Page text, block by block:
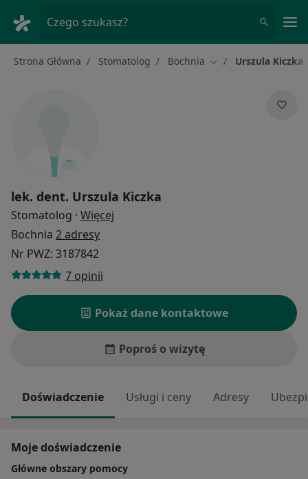
Czego szukasz?
Strona Główna Stomatolog Bochnia Zmień miasto
Urszula Kiczka
lek. dent. Urszula Kiczka
Stomatolog · Więcej
Bochnia 2 adresy
Nr PWZ: 3187842
7 opinii
Pokaż dane kontaktowe
Poproś o wizytę
Doświadczenie Usługi i ceny Adresy
Moje doświadczenie
Główne obszary pomocy